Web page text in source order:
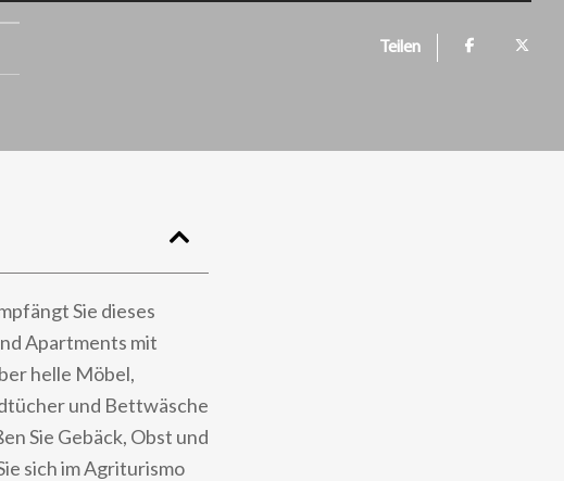
Teilen
Sie dieses
Apartments mit
helle Möbel,
und Bettwäsche
Sie Gebäck, Obst und
sich im Agriturismo